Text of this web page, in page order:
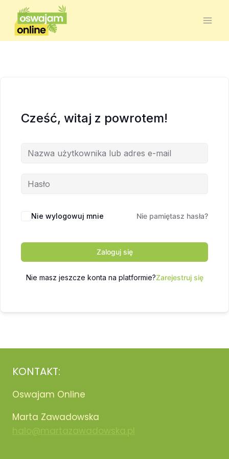
Cześć, witaj z powrotem!
Nie wylogowuj mnie Nie pamiętasz hasła?
Zaloguj się
Nie masz jeszcze konta na platformie?Zarejestruj się
KONTAKT:
Oswajam Online
Marta Zawadowska